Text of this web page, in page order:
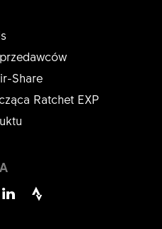
Share
Ratchet EXP